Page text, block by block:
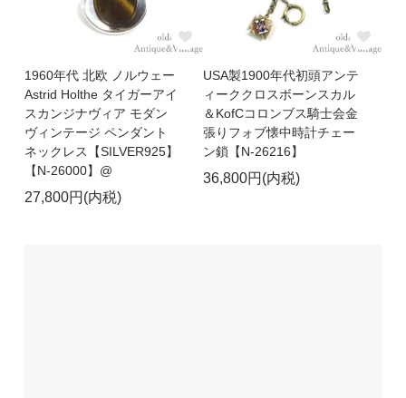
1960年代 北欧 ノルウェー
Astrid Holthe タイガーアイ
スカンジナヴィア モダン
ヴィンテージ ペンダント
ネックレス【SILVER925】
【N-26000】@
27,800円(内税)
USA製1900年代初頭アンテ
ィーククロスボーンスカル
＆KofCコロンブス騎士会金
張りフォブ懐中時計チェー
ン鎖【N-26216】
36,800円(内税)